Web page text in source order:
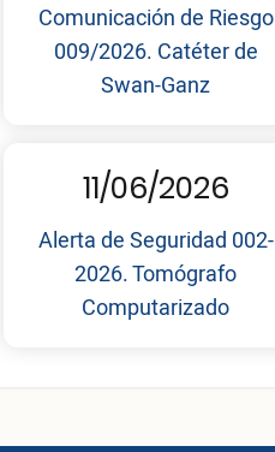
Comunicación de Riesgo
009/2026. Catéter de
Swan-Ganz
11/06/2026
Alerta de Seguridad 002-
2026. Tomógrafo
Computarizado